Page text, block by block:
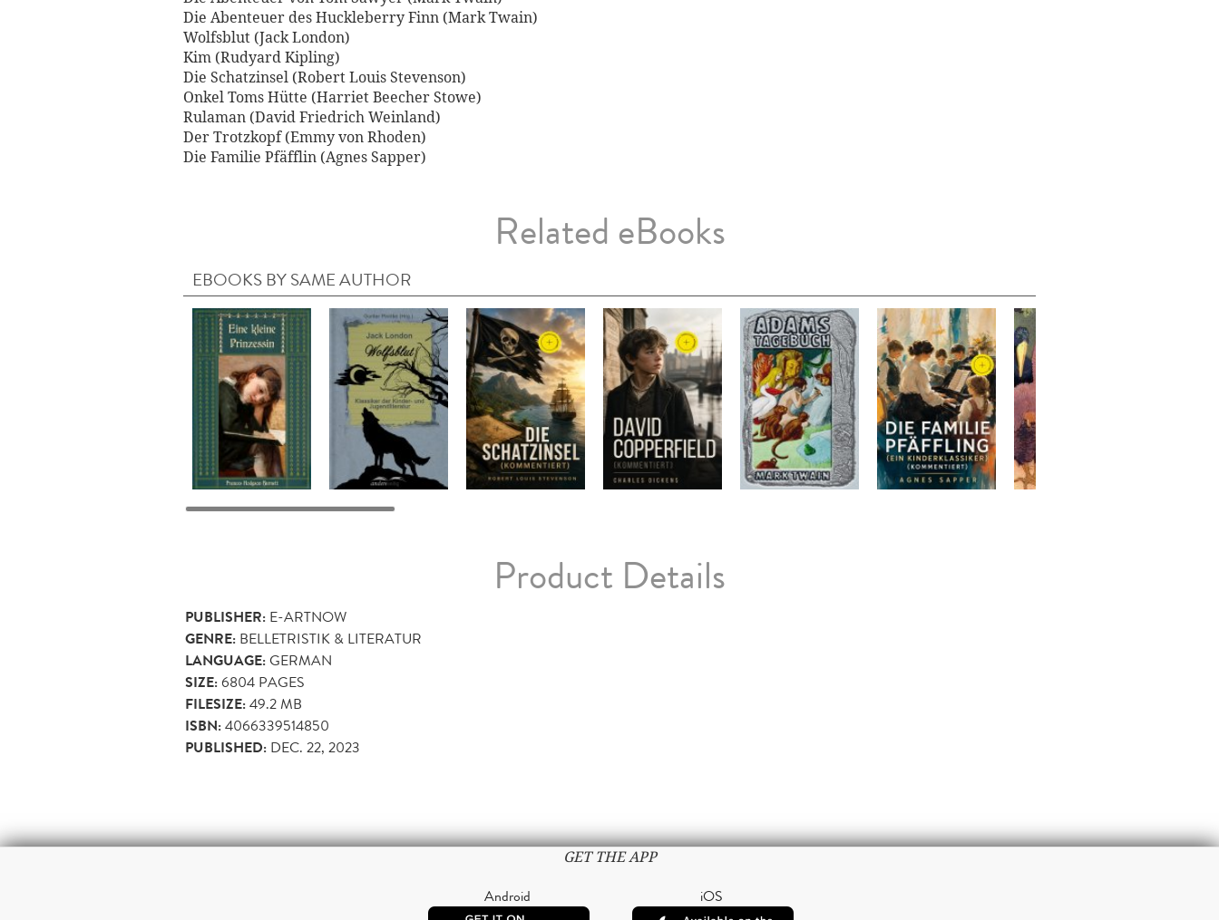
Die Abenteuer des Huckleberry Finn (Mark Twain)
Wolfsblut (Jack London)
Kim (Rudyard Kipling)
Die Schatzinsel (Robert Louis Stevenson)
Onkel Toms Hütte (Harriet Beecher Stowe)
Rulaman (David Friedrich Weinland)
Der Trotzkopf (Emmy von Rhoden)
Die Familie Pfäfflin (Agnes Sapper)
Related eBooks
EBOOKS BY SAME AUTHOR
Product Details
PUBLISHER: E-ARTNOW
GENRE: BELLETRISTIK & LITERATUR
LANGUAGE:GERMAN
SIZE:6804 PAGES
FILESIZE:49.2 MB
ISBN:4066339514850
PUBLISHED: DEC. 22, 2023
GET THE APP
Android iOS